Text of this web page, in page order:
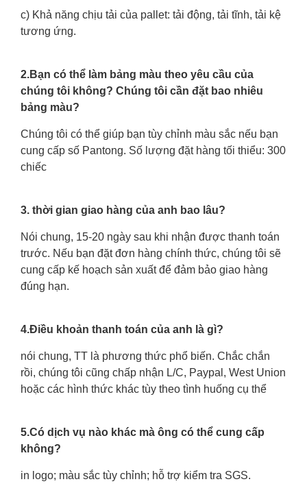
c) Khả năng chịu tải của pallet: tải động, tải tĩnh, tải kệ
tương ứng.
2.Bạn có thể làm bảng màu theo yêu cầu của
chúng tôi không? Chúng tôi cần đặt bao nhiêu
bảng màu?
Chúng tôi có thể giúp bạn tùy chỉnh màu sắc nếu bạn
cung cấp số Pantong. Số lượng đặt hàng tối thiểu: 300
chiếc
3. thời gian giao hàng của anh bao lâu?
Nói chung, 15-20 ngày sau khi nhận được thanh toán
trước. Nếu bạn đặt đơn hàng chính thức, chúng tôi sẽ
cung cấp kế hoạch sản xuất để đảm bảo giao hàng
đúng hạn.
4.Điều khoản thanh toán của anh là gì?
nói chung, TT là phương thức phổ biến. Chắc chắn
rồi, chúng tôi cũng chấp nhận L/C, Paypal, West Union
hoặc các hình thức khác tùy theo tình huống cụ thể
5.Có dịch vụ nào khác mà ông có thể cung cấp
không?
in logo; màu sắc tùy chỉnh; hỗ trợ kiểm tra SGS.